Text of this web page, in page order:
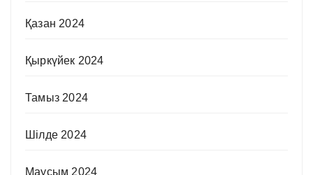
Қазан 2024
Қыркүйек 2024
Тамыз 2024
Шілде 2024
Маусым 2024